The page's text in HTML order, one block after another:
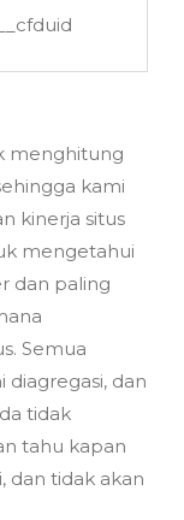
__cfduid
menghitung
kami
kinerja situs
mengetahui
dan paling
Semua
diagregasi, dan
tidak
tahu kapan
dan tidak akan